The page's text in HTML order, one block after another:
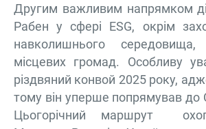
Другим важливим напрямком
Рабен у сфері ESG, окрім
навколишнього
місцевих громад. Особливу
різдвяний конвой 2025 року,
тому він уперше попрямував до
Цьогорічний маршрут